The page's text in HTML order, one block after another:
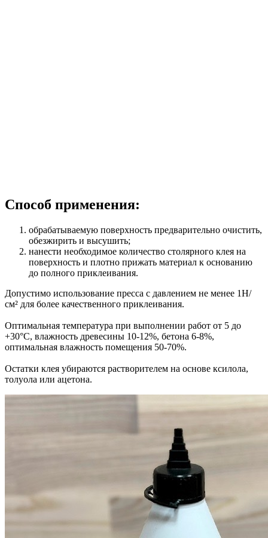
Способ применения:
обрабатываемую поверхность предварительно очистить,
обезжирить и высушить;
нанести необходимое количество столярного клея на
поверхность и плотно прижать материал к основанию
до полного приклеивания.
Допустимо использование пресса с давлением не менее 1Н/
см² для более качественного приклеивания.
Оптимальная температура при выполнении работ от 5 до
+30°C, влажность древесины 10-12%, бетона 6-8%,
оптимальная влажность помещения 50-70%.
Остатки клея убираются растворителем на основе ксилола,
толуола или ацетона.